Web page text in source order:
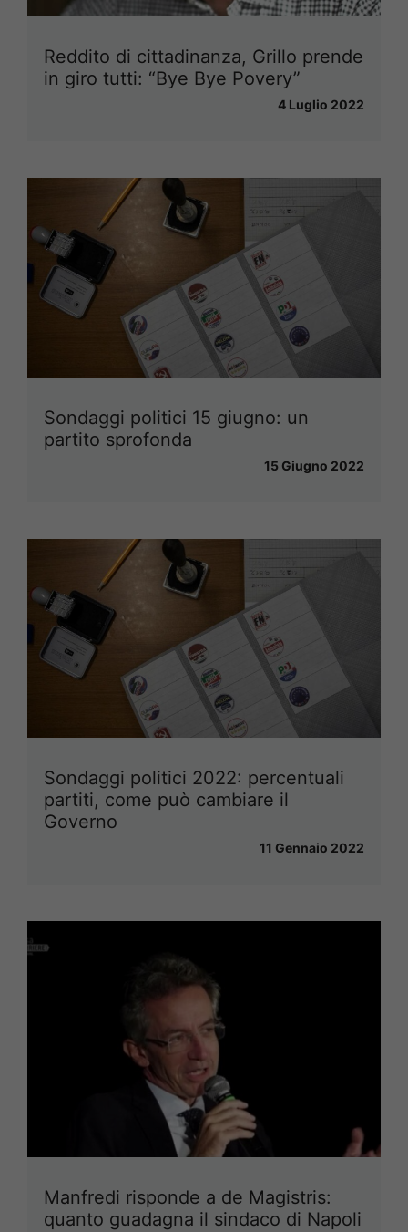
Reddito di cittadinanza, Grillo prende
in giro tutti: “Bye Bye Povery”
4 Luglio 2022
Sondaggi politici 15 giugno: un
partito sprofonda
15 Giugno 2022
Sondaggi politici 2022: percentuali
partiti, come può cambiare il
Governo
11 Gennaio 2022
Manfredi risponde a de Magistris:
quanto guadagna il sindaco di Napoli